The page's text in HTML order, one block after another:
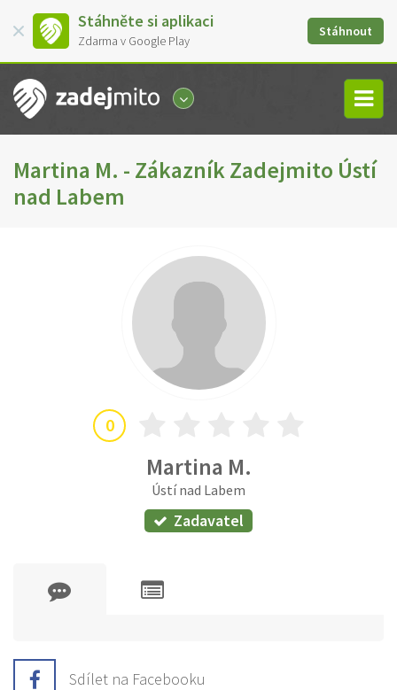
Stáhněte si aplikaci
Zdarma v Google Play
Stáhnout
Martina M. - Zákazník Zadejmito Ústí
nad Labem
0
Martina M.
Ústí nad Labem
Zadavatel
Sdílet na Facebooku